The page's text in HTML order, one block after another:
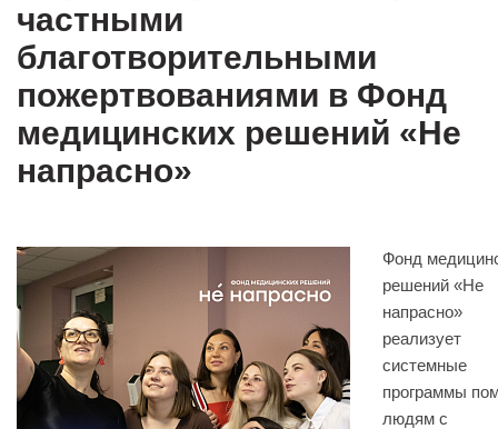
частными
благотворительными
пожертвованиями в Фонд
медицинских решений «Не
напрасно»
Фонд
решений «Не
напрасно»
реализует
системные
программы
людям с